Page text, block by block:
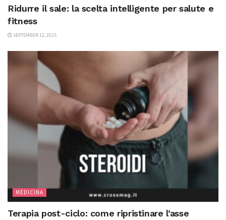
Ridurre il sale: la scelta intelligente per salute e
fitness
SEPTEMBER 12, 2025
MEDICINA
Terapia post-ciclo: come ripristinare l’asse